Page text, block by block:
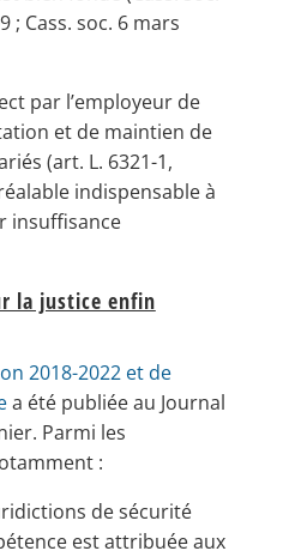
; Cass. soc. 6 mars
par l’employeur de
et de maintien de
(art. L. 6321-1,
indispensable à
insuffisance
la justice enfin
2018-2022 et de
a été publiée au Journal
Parmi les
:
de sécurité
est attribuée aux